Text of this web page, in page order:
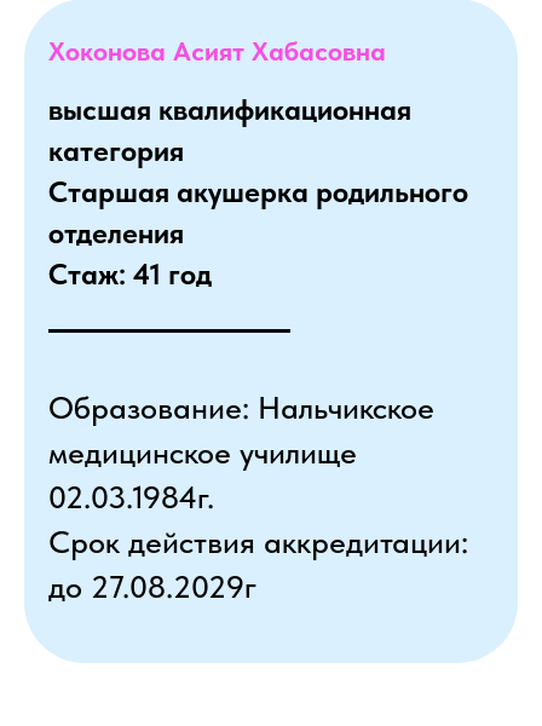
Хоконова Асият Хабасовна
высшая квалификационная
категория
Старшая акушерка родильного
отделения
Стаж: 41 год
Образование: Нальчикское
медицинское училище
02.03.1984г.
Срок действия аккредитации:
до 27.08.2029г